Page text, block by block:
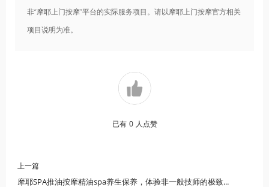
非“摩耶上门按摩”平台的实际服务项目。请以摩耶上门按摩官方相关
项目说明为准。
已有 0 人点赞
上一篇
摩耶SPA推油按摩精油spa养生保养，体验非一般技师的极致享受